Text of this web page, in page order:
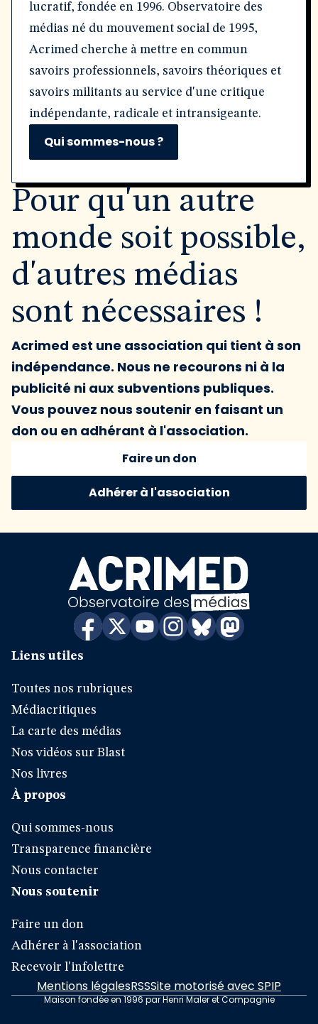
lucratif, fondée en 1996. Observatoire des
médias né du mouvement social de 1995,
Acrimed cherche à mettre en commun
savoirs professionnels, savoirs théoriques et
savoirs militants au service d'une critique
indépendante, radicale et intransigeante.
Qui sommes-nous ?
Pour qu'un autre
monde soit possible,
d'autres médias
sont nécessaires !
Acrimed est une association qui tient à son
indépendance. Nous ne recourons ni à la
publicité ni aux subventions publiques.
Vous pouvez nous soutenir en faisant un
don ou en adhérant à l'association.
Faire un don
Adhérer à l'association
Liens utiles
Toutes nos rubriques
Médiacritiques
La carte des médias
Nos vidéos sur Blast
Nos livres
À propos
Qui sommes-nous
Transparence financière
Nous contacter
Nous soutenir
Faire un don
Adhérer à l'association
Recevoir l'infolettre
Mentions légalesRSSSite motorisé avec SPIP
Maison fondée en 1996 par Henri Maler et Compagnie